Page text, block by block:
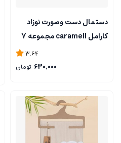
دستمال دست وصورت نوزاد
کارامل caramell مجموعه 7
3.64
630,000 تومان